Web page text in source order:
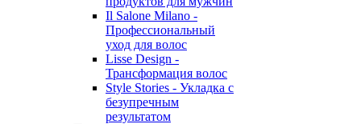
Il Salone Milano -
Профессиональный
уход для волос
Lisse Design -
Трансформация волос
Style Stories - Укладка с
безупречным
результатом